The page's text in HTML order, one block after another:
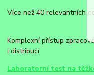
Více než 40 relevantních
Komplexní přístup
i distribucí
Laboratorní test na